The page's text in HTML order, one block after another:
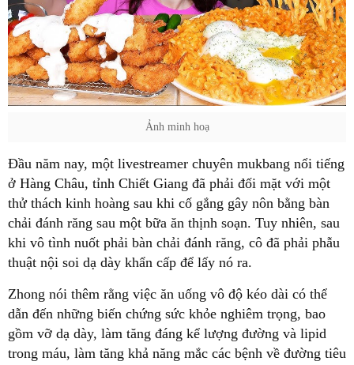
Ảnh minh hoạ
Đầu năm nay, một livestreamer chuyên mukbang nổi tiếng
ở Hàng Châu, tỉnh Chiết Giang đã phải đối mặt với một
thử thách kinh hoàng sau khi cố gắng gây nôn bằng bàn
chải đánh răng sau một bữa ăn thịnh soạn. Tuy nhiên, sau
khi vô tình nuốt phải bàn chải đánh răng, cô đã phải phẫu
thuật nội soi dạ dày khẩn cấp để lấy nó ra.
Zhong nói thêm rằng việc ăn uống vô độ kéo dài có thể
dẫn đến những biến chứng sức khỏe nghiêm trọng, bao
gồm vỡ dạ dày, làm tăng đáng kể lượng đường và lipid
trong máu, làm tăng khả năng mắc các bệnh về đường tiêu